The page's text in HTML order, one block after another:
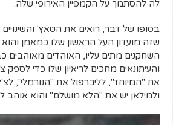
לה להסתמך על הקמפיין האירופי שלה.
בסופו של דבר, רואים את הטאץ'
שזה מועדון העל הראשון שלו כמאמן
והעיתונאים מחכים לריאיון שלו כדי לספק
את "המיוחד", לליברפול את "הנורמלי",
ולמילאן יש את "הלא מושלם" והוא אוהב